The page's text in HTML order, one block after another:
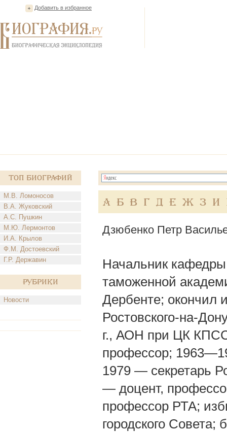
Добавить в избранное
Топ Биографий
М.В. Ломоносов
В.А. Жуковский
А.С. Пушкин
М.Ю. Лермонтов
И.А. Крылов
Ф.М. Достоевский
Г.Р. Державин
Рубрики
Новости
А Б В Г Д Е Ж З И
Дзюбенко Петр
Начальник
таможенной
Дербенте; окончил
Ростовского-на-
г., АОН при ЦК КПСС
профессор;
1979 — секретарь
— доцент,
профессор РТА;
городского